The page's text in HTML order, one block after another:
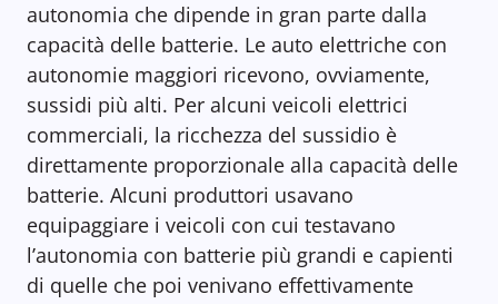
autonomia che dipende in gran parte dalla
capacità delle batterie. Le auto elettriche con
autonomie maggiori ricevono, ovviamente,
sussidi più alti. Per alcuni veicoli elettrici
commerciali, la ricchezza del sussidio è
direttamente proporzionale alla capacità delle
batterie. Alcuni produttori usavano
equipaggiare i veicoli con cui testavano
l’autonomia con batterie più grandi e capienti
di quelle che poi venivano effettivamente